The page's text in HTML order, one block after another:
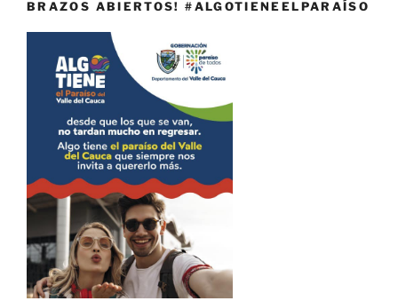
BRAZOS ABIERTOS! #ALGOTIENEELPARAÍSO